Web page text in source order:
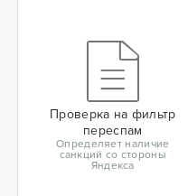
Проверка на фильтр
переспам
Определяет наличие
санкций со стороны
Яндекса